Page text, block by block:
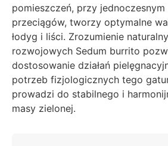
pomieszczeń, przy jednoczesnym
przeciągów, tworzy optymalne
łodyg i liści. Zrozumienie
rozwojowych Sedum burrito
dostosowanie działań
potrzeb fizjologicznych tego
prowadzi do stabilnego i
masy zielonej.